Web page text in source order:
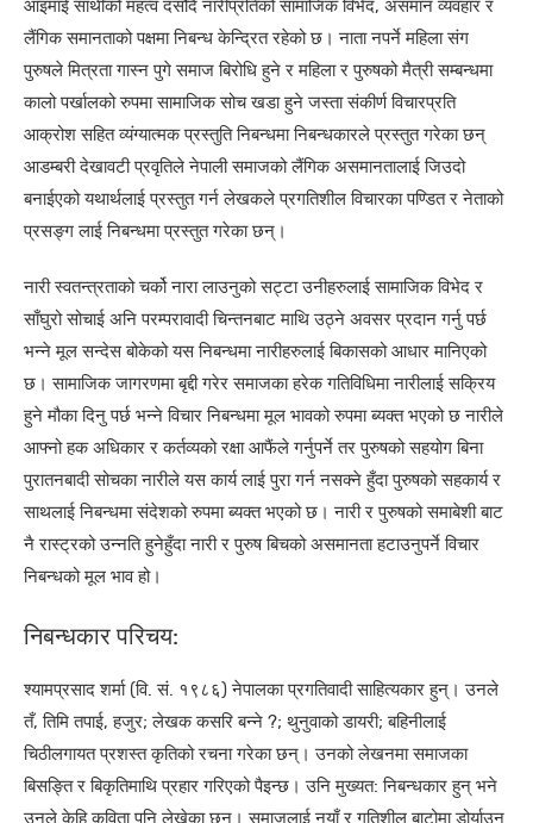
आइमाई साथीको महत्व दर्सौदै नारीप्रतिको सामाजिक विभेद, असमान व्यवहार र
लैंगिक समानताको पक्षमा निबन्ध केन्द्रित रहेको छ। नाता नपर्ने महिला संग
पुरुषले मित्रता गास्न पुगे समाज बिरोधि हुने र महिला र पुरुषको मैत्री सम्बन्धमा
कालो पर्खालको रुपमा सामाजिक सोच खडा हुने जस्ता संकीर्ण विचारप्रति
आक्रोश सहित व्यंग्यात्मक प्रस्तुति निबन्धमा निबन्धकारले प्रस्तुत गरेका छन्
आडम्बरी देखावटी प्रवृतिले नेपाली समाजको लैंगिक असमानतालाई जिउदो
बनाईएको यथार्थलाई प्रस्तुत गर्न लेखकले प्रगतिशील विचारका पण्डित र नेताको
प्रसङ्ग लाई निबन्धमा प्रस्तुत गरेका छन्।
नारी स्वतन्त्रताको चर्को नारा लाउनुको सट्टा उनीहरुलाई सामाजिक विभेद र
साँघुरो सोचाई अनि परम्परावादी चिन्तनबाट माथि उठ्ने अवसर प्रदान गर्नु पर्छ
भन्ने मूल सन्देस बोकेको यस निबन्धमा नारीहरुलाई बिकासको आधार मानिएको
छ। सामाजिक जागरणमा बृद्दी गरेर समाजका हरेक गतिविधिमा नारीलाई सक्रिय
हुने मौका दिनु पर्छ भन्ने विचार निबन्धमा मूल भावको रुपमा ब्यक्त भएको छ नारीले
आफ्नो हक अधिकार र कर्तव्यको रक्षा आफैंले गर्नुपर्ने तर पुरुषको सहयोग बिना
पुरातनबादी सोचका नारीले यस कार्य लाई पुरा गर्न नसक्ने हुँदा पुरुषको सहकार्य र
साथलाई निबन्धमा संदेशको रुपमा ब्यक्त भएको छ। नारी र पुरुषको समाबेशी बाट
नै रास्ट्रको उन्नति हुनेहुँदा नारी र पुरुष बिचको असमानता हटाउनुपर्ने विचार
निबन्धको मूल भाव हो।
निबन्धकार परिचय:
श्यामप्रसाद शर्मा (वि. सं. १९८६) नेपालका प्रगतिवादी साहित्यकार हुन्। उनले
तँ, तिमि तपाई, हजुर; लेखक कसरि बन्ने ?; थुनुवाको डायरी; बहिनीलाई
चिठीलगायत प्रशस्त कृतिको रचना गरेका छन्। उनको लेखनमा समाजका
बिसङ्ति र बिकृतिमाथि प्रहार गरिएको पैइन्छ। उनि मुख्यत: निबन्धकार हुन् भने
उनले केहि कविता पनि लेखेका छन्। समाजलाई नयाँ र गतिशील बाटोमा डोर्याउन